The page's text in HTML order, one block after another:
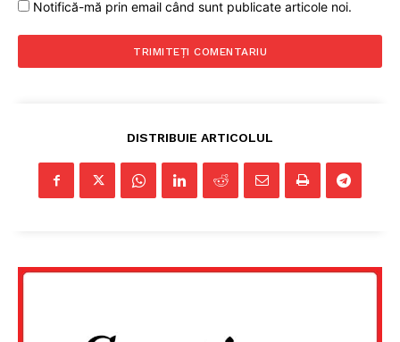
Notifică-mă prin email când sunt publicate articole noi.
DISTRIBUIE ARTICOLUL